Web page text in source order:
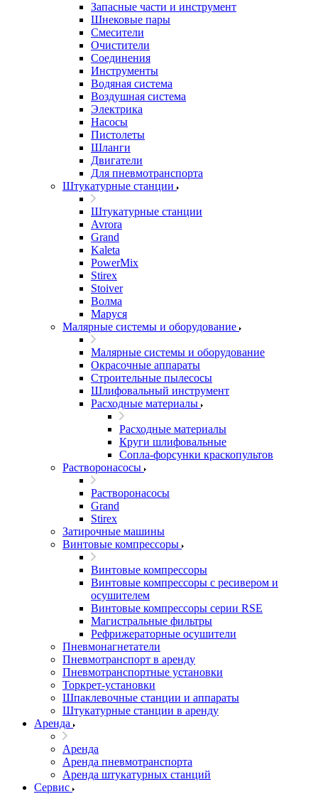
Запасные части и инструмент
Шнековые пары
Смесители
Очистители
Соединения
Инструменты
Водяная система
Воздушная система
Электрика
Насосы
Пистолеты
Шланги
Двигатели
Для пневмотранспорта
Штукатурные станции
Штукатурные станции
Avrora
Grand
Kaleta
PowerMix
Stirex
Stoiver
Волма
Маруся
Малярные системы и оборудование
Малярные системы и оборудование
Окрасочные аппараты
Строительные пылесосы
Шлифовальный инструмент
Расходные материалы
Расходные материалы
Круги шлифовальные
Сопла-форсунки краскопультов
Растворонасосы
Растворонасосы
Grand
Stirex
Затирочные машины
Винтовые компрессоры
Винтовые компрессоры
Винтовые компрессоры с ресивером и
осушителем
Винтовые компрессоры серии RSE
Магистральные фильтры
Рефрижераторные осушители
Пневмонагнетатели
Пневмотранспорт в аренду
Пневмотранспортные установки
Торкрет-установки
Шпаклевочные станции и аппараты
Штукатурные станции в аренду
Аренда
Аренда
Аренда пневмотранспорта
Аренда штукатурных станций
Сервис